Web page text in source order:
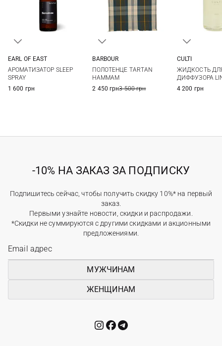
EARL OF EAST
АРОМАТИЗАТОР SLEEP
SPRAY
1 600 грн
BARBOUR
ПОЛОТЕНЦЕ TARTAN
HAMMAM
2 450 грн3 500 грн
CULTI
ЖИДКОСТЬ
ДИФФУЗОРА
4 200 грн
-10% НА ЗАКАЗ ЗА ПОДПИСКУ
Подпишитесь сейчас, чтобы получить скидку 10%* на первый
заказ.
Первыми узнайте новости, скидки и распродажи.
*Скидки не суммируются с другими скидками и акционными
предложениями.
МУЖЧИНАМ
ЖЕНЩИНАМ